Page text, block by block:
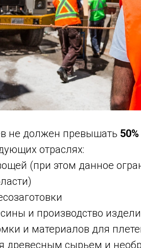
не должен превышать 50%
отраслях:
(при этом данное
и производство
и материалов для
древесным сырьем и